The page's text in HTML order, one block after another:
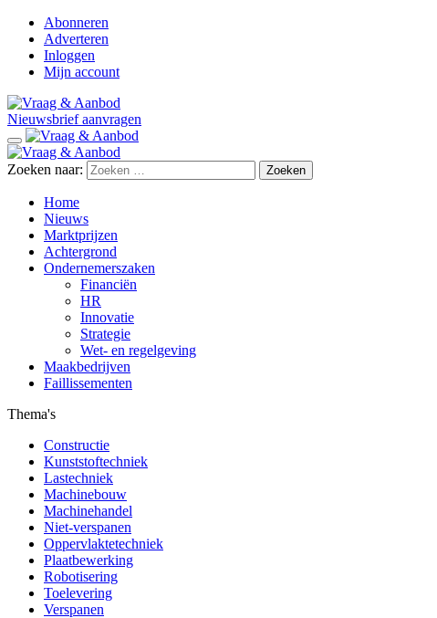
Abonneren
Adverteren
Inloggen
Mijn account
Nieuwsbrief aanvragen
Zoeken naar:
Home
Nieuws
Marktprijzen
Achtergrond
Ondernemerszaken
Financiën
HR
Innovatie
Strategie
Wet- en regelgeving
Maakbedrijven
Faillissementen
Thema's
Constructie
Kunststoftechniek
Lastechniek
Machinebouw
Machinehandel
Niet-verspanen
Oppervlaktetechniek
Plaatbewerking
Robotisering
Toelevering
Verspanen